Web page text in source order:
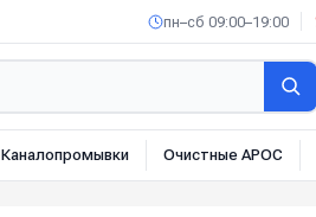
пн–сб 09:00–19:00
Каналопромывки Очистные АРОС